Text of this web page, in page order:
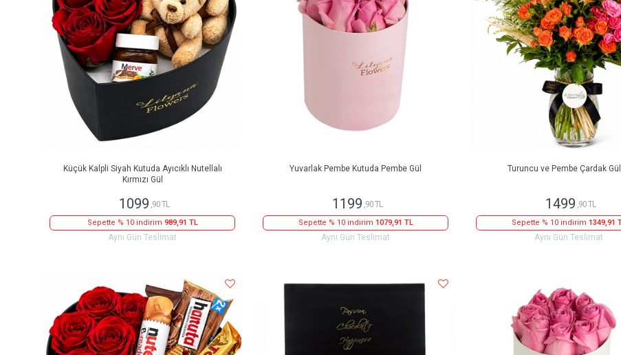
Küçük Kalpli Siyah Kutuda Ayıcıklı Nutellalı
Kırmızı Gül
1099 ,90 TL
Sepette % 10 indirim 989,91 TL
Aynı Gün Teslimat
Yuvarlak Pembe Kutuda Pembe Gül
1199 ,90 TL
Sepette % 10 indirim 1079,91 TL
Aynı Gün Teslimat
Turuncu ve Pembe Çardak
1499 ,90 TL
Sepette % 10 indirim 1349,91
Aynı Gün Teslimat